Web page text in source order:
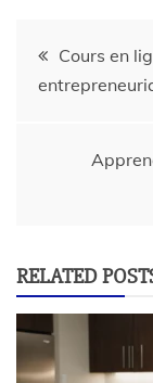
Cours en
RELATED